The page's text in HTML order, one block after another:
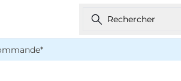
Rechercher